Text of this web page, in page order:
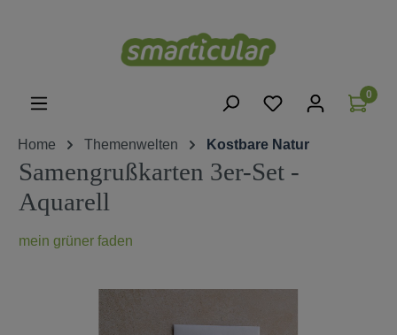
0
Home Themenwelten Kostbare Natur
Samengrußkarten 3er-Set -
Aquarell
mein grüner faden